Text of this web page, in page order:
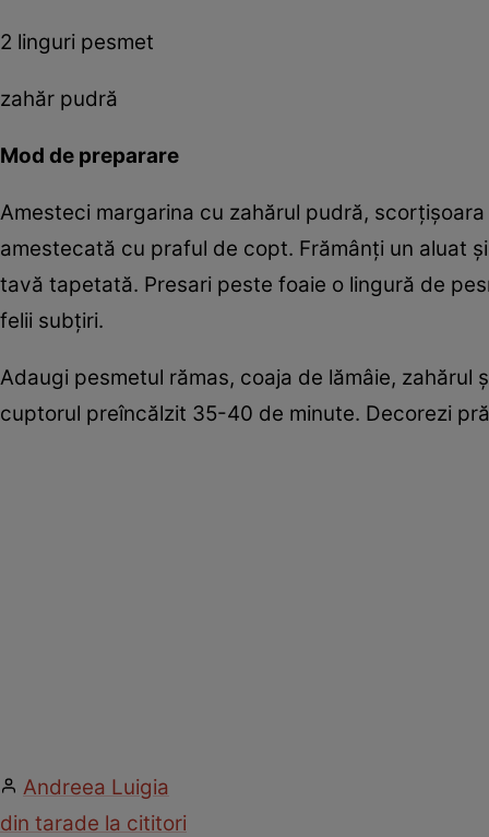
2 linguri pesmet
zahăr pudră
Mod de preparare
Amesteci margarina cu zahărul pudră,
amestecată cu praful de copt. Frămânţi un aluat
tavă tapetată. Presari peste foaie o lingură de
felii subţiri.
Adaugi pesmetul rămas, coaja de lămâie,
cuptorul preîncălzit 35-40 de minute. Decorezi
Andreea Luigia
din tarade la cititori